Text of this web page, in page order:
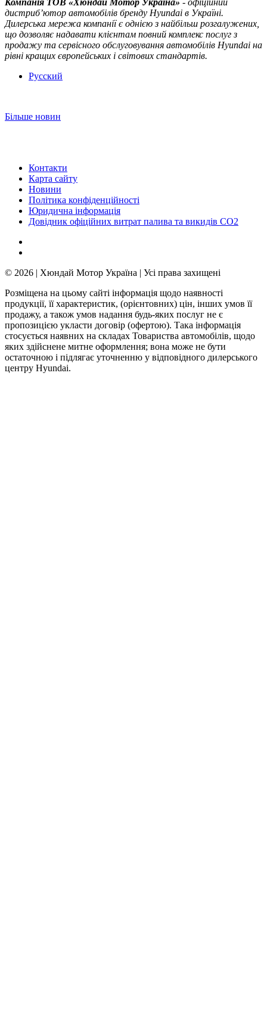
Компанія ТOВ «Хюндай Мотор Україна» - офіційний
дистриб’ютор автомобілів бренду Hyundai в Україні.
Дилерська мережа компанії є однією з найбільш розгалужених,
що дозволяє надавати клієнтам повний комплекс послуг з
продажу та сервісного обслуговування автомобілів Hyundai на
рівні кращих європейських і світових стандартів.
Русский
Більше новин
Контакти
Карта сайту
Новини
Політика конфіденційності
Юридична інформація
Довідник офіційних витрат палива та викидів СО2
© 2026 | Хюндай Мотор Україна | Усі права захищені
Розміщена на цьому сайті інформація щодо наявності
продукції, її характеристик, (орієнтовних) цін, інших умов її
продажу, а також умов надання будь-яких послуг не є
пропозицією укласти договір (офертою). Така інформація
стосується наявних на складах Товариства автомобілів, щодо
яких здійснене митне оформлення; вона може не бути
остаточною і підлягає уточненню у відповідного дилерського
центру Hyundai.